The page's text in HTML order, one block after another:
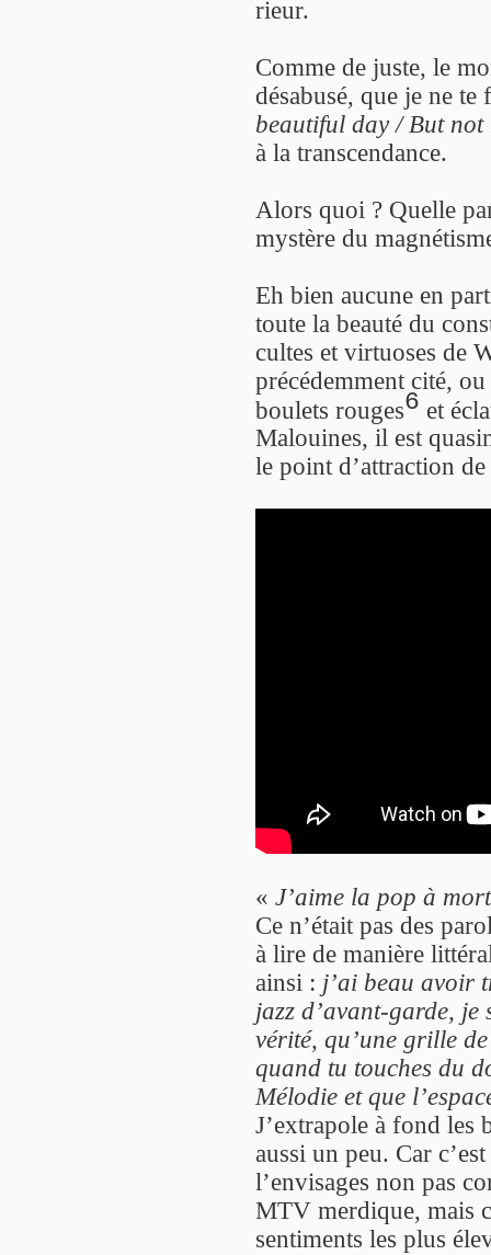
rieur.
Comme de juste, le
désabusé, que je ne
beautiful day / But
à la transcendance.
Alors quoi ? Quelle
mystère du
Eh bien aucune en
toute la beauté du
cultes et virtuoses de
précédemment cité,
boulets rouges6 et
Malouines, il est
le point d’attraction
« J’aime la pop à mort
Ce n’était pas des
à lire de manière
ainsi : j’ai beau avoir
jazz d’avant-garde, je
vérité, qu’une grille
quand tu touches du
Mélodie et que
J’extrapole à fond les
aussi un peu. Car
l’envisages non pas
MTV merdique, mais
sentiments les plus